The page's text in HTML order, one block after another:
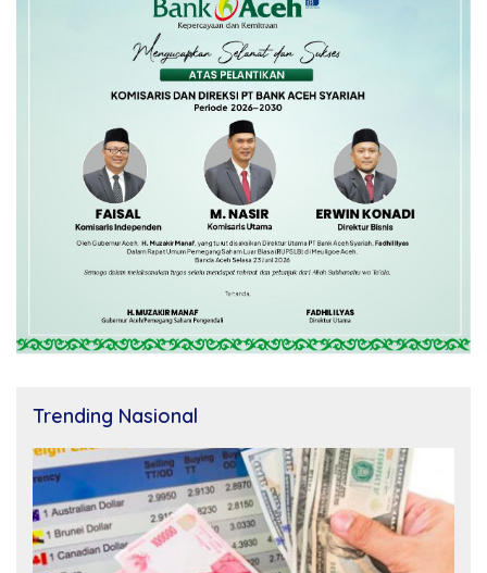
Trending Nasional